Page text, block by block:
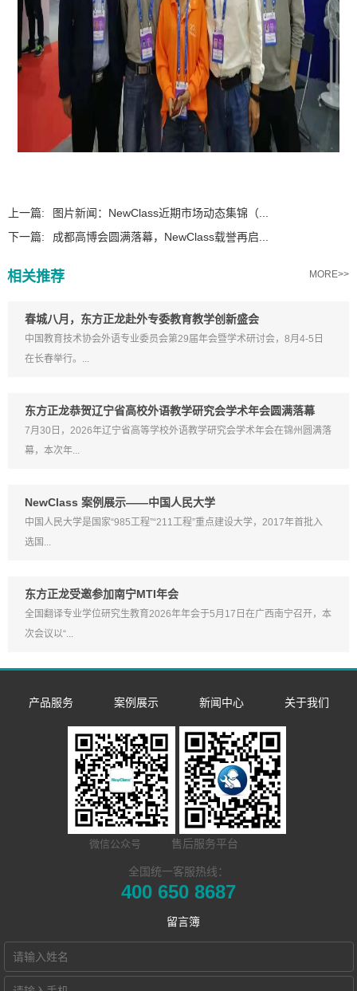
上一篇:
图片新闻：NewClass近期市场动态集锦（...
下一篇:
成都高博会圆满落幕，NewClass载誉再启...
相关推荐 MORE>>
春城八月，东方正龙赴外专委教育教学创新盛会
中国教育技术协会外语专业委员会第29届年会暨学术研讨会，8月4-5日
在长春举行。...
东方正龙恭贺辽宁省高校外语教学研究会学术年会圆满落幕
7月30日，2026年辽宁省高等学校外语教学研究会学术年会在锦州圆满落
幕，本次年...
NewClass 案例展示——中国人民大学
中国人民大学是国家“985工程”“211工程”重点建设大学，2017年首批入
选国...
东方正龙受邀参加南宁MTI年会
全国翻译专业学位研究生教育2026年年会于5月17日在广西南宁召开，本
次会议以“...
产品服务
数字语言学习系
同声传译训练系
​远程合班教学系
NewClass Hub本
高密度WiFi移动
案例展示
双一流/985/211
外语院校
MTI/BTI院校
用户名录
新闻中心
企业新闻
市场活动
关于我们
微信公众号 售后服务平台
全国统一客服热线：
400 650 8687
留言簿